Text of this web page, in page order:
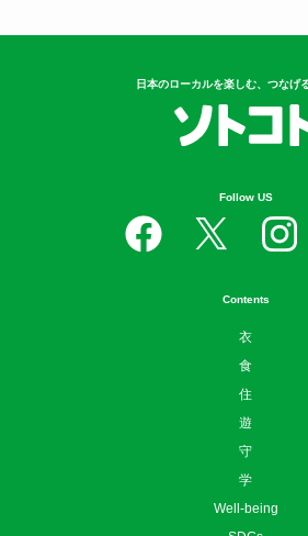
日本のローカルを楽しむ、つなげ
Follow US
Contents
衣
食
住
遊
守
学
Well-being